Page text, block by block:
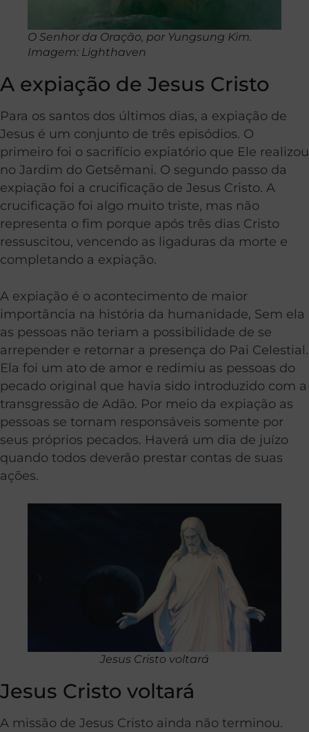
O Senhor da Oração, por Yungsung Kim.
Imagem: Lighthaven
A expiação de Jesus Cristo
Para os santos dos últimos dias, a expiação de
Jesus é um conjunto de três episódios. O
primeiro foi o sacrifício expiatório que Ele realizou
no Jardim do Getsêmani. O segundo passo da
expiação foi a crucificação de Jesus Cristo. A
crucificação foi algo muito triste, mas não
representa o fim porque após três dias Cristo
ressuscitou, vencendo as ligaduras da morte e
completando a expiação.
A expiação é o acontecimento de maior
importância na história da humanidade, Sem ela
as pessoas não teriam a possibilidade de se
arrepender e retornar a presença do Pai Celestial.
Ela foi um ato de amor e redimiu as pessoas do
pecado original que havia sido introduzido com a
transgressão de Adão. Por meio da expiação as
pessoas se tornam responsáveis somente por
seus próprios pecados. Haverá um dia de juízo
quando todos deverão prestar contas de suas
ações.
Jesus Cristo voltará
Jesus Cristo voltará
A missão de Jesus Cristo ainda não terminou.